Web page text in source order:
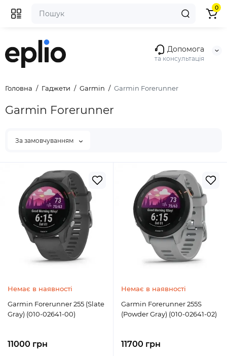
Допомога
та консультація
0
Головна Гаджети Garmin Garmin Forerunner
Garmin Forerunner
За замовчуванням
Немає в наявності
Garmin Forerunner 255 (Slate
Gray) (010-02641-00)
11000 грн
Немає в наявності
Garmin Forerunner 255S
(Powder Gray) (010-02641-02)
11700 грн